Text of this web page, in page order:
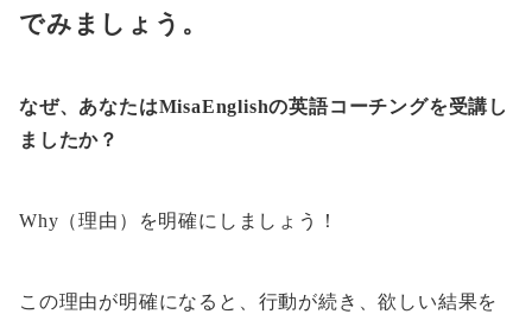
でみましょう。
なぜ、あなたはMisaEnglishの英語コーチングを受講し
ましたか？
Why（理由）を明確にしましょう！
この理由が明確になると、行動が続き、欲しい結果を